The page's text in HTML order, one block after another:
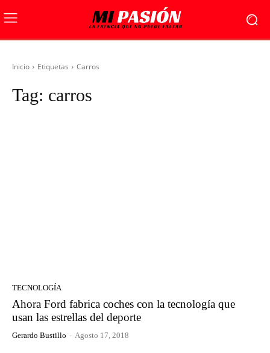
Inicio Etiquetas Carros
Tag: carros
TECNOLOGÍA
Ahora Ford fabrica coches con la tecnología que
usan las estrellas del deporte
Gerardo Bustillo - Agosto 17, 2018